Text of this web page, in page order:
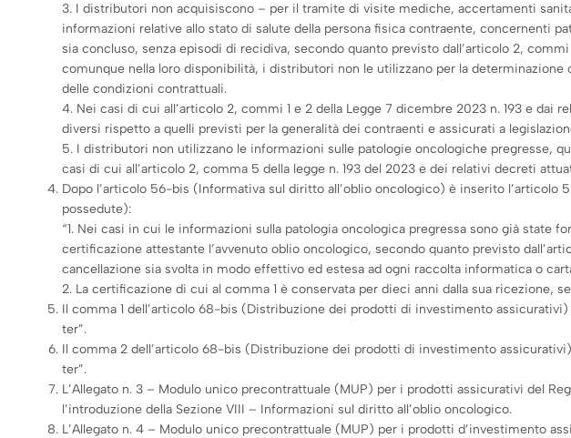
3. I distributori non acquisiscono – per il tramite di visite mediche, accertamenti
informazioni relative allo stato di salute della persona fisica contraente, concernenti
sia concluso, senza episodi di recidiva, secondo quanto previsto dall’articolo 2,
comunque nella loro disponibilità, i distributori non le utilizzano per la determinazione
delle condizioni contrattuali.
4. Nei casi di cui all’articolo 2, commi 1 e 2 della Legge 7 dicembre 2023 n. 193 e
diversi rispetto a quelli previsti per la generalità dei contraenti e assicurati a
5. I distributori non utilizzano le informazioni sulle patologie oncologiche pregresse,
casi di cui all’articolo 2, comma 5 della legge n. 193 del 2023 e dei relativi decreti
Dopo l’articolo 56-bis (Informativa sul diritto all’oblio oncologico) è inserito
possedute):
“1. Nei casi in cui le informazioni sulla patologia oncologica pregressa sono già
certificazione attestante l’avvenuto oblio oncologico, secondo quanto previsto
cancellazione sia svolta in modo effettivo ed estesa ad ogni raccolta informatica o
2. La certificazione di cui al comma 1 è conservata per dieci anni dalla sua ricezione,
Il comma 1 dell’articolo 68-bis (Distribuzione dei prodotti di investimento
ter”.
Il comma 2 dell’articolo 68-bis (Distribuzione dei prodotti di investimento
ter”.
L’Allegato n. 3 – Modulo unico precontrattuale (MUP) per i prodotti assicurativi del
l’introduzione della Sezione VIII – Informazioni sul diritto all’oblio oncologico.
L’Allegato n. 4 – Modulo unico precontrattuale (MUP) per i prodotti d’investimento